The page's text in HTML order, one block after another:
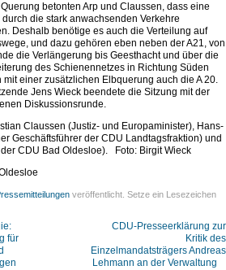
betonten Arp und Claussen, dass eine
die stark anwachsenden Verkehre
Deshalb benötige es auch die Verteilung auf
und dazu gehören eben neben der A21, von
die Verlängerung bis Geesthacht und über die
des Schienennetzes in Richtung Süden
einer zusätzlichen Elbquerung auch die A 20.
Jens Wieck beendete die Sitzung mit der
Diskussionsrunde.
Claussen (Justiz- und Europaminister), Hans-
Geschäftsführer der CDU Landtagsfraktion) und
CDU Bad Oldesloe). Foto: Birgit Wieck
veröffentlicht. Setze ein Lesezeichen
für
CDU-Presseerklärung zur
Kritik des
Einzelmandatsträgers Andreas
Lehmann an der Verwaltung